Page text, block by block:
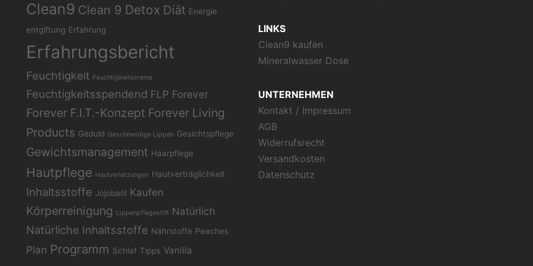
Clean9 Clean 9 Detox Diät Energie
entgiftung Erfahrung
Erfahrungsbericht
Feuchtigkeit Feuchtigkeitscreme
Feuchtigkeitsspendend FLP Forever
Forever F.I.T.-Konzept Forever Living
Products Geduld Geschmeidige Lippen Gesichtspflege
Gewichtsmanagement Haarpflege
Hautpflege Hautverletzungen Hautverträglichkeit
Inhaltsstoffe Jojobaöl Kaufen
Körperreinigung Lippenpflegestift Natürlich
Natürliche Inhaltsstoffe Nährstoffe Peaches
Plan Programm Schlaf Tipps Vanilla
LINKS
Clean9 kaufen
Mineralwasser Dose
UNTERNEHMEN
Kontakt / Impressum
AGB
Widerrufsrecht
Versandkosten
Datenschutz